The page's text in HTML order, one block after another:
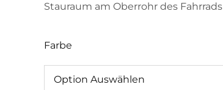
Stauraum am Oberrohr des Fahrrads
Farbe